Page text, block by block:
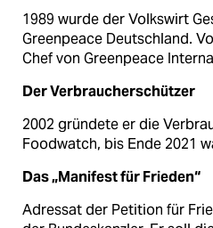
1989 wurde der Volkswirt
Greenpeace Deutschland.
Chef von Greenpeace
Der Verbraucherschützer
2002 gründete er die
Foodwatch, bis Ende 2021
Das „Manifest für Frieden“
Adressat der Petition für